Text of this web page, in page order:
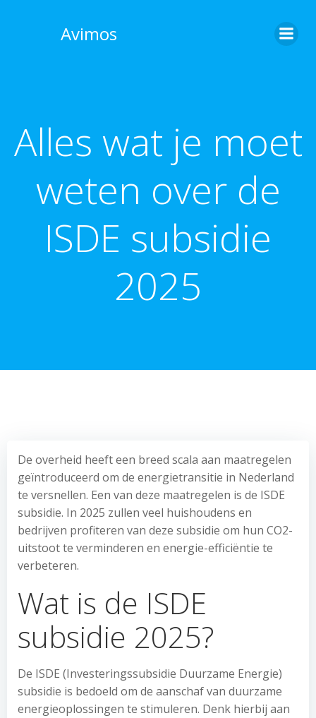
Avimos
Alles wat je moet
weten over de
ISDE subsidie
2025
De overheid heeft een breed scala aan maatregelen
geïntroduceerd om de energietransitie in Nederland
te versnellen. Een van deze maatregelen is de ISDE
subsidie. In 2025 zullen veel huishoudens en
bedrijven profiteren van deze subsidie om hun CO2-
uitstoot te verminderen en energie-efficiëntie te
verbeteren.
Wat is de ISDE
subsidie 2025?
De ISDE (Investeringssubsidie Duurzame Energie)
subsidie is bedoeld om de aanschaf van duurzame
energieoplossingen te stimuleren. Denk hierbij aan